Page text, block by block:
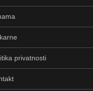
privatnosti